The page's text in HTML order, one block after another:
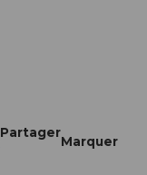
Partager
Marquer